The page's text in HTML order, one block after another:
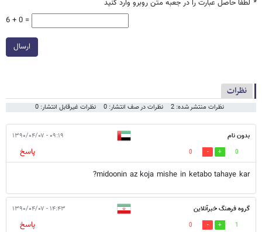
* لطفا حاصل عبارت را در جعبه متن روبرو وارد کنید
6 + 0 =
ارسال
نظرات
نظرات منتشر شده: 2 نظرات در صف انتشار: 0 نظرات غیرقابل انتشار: 0
بدون نام ۰۹:۱۹ - ۱۳۹۰/۰۴/۰۷
0
0
پاسخ
midoonin az koja mishe in ketabo tahaye kar?
گروه فرهنگ خبرآنلاين ۱۴:۴۳ - ۱۳۹۰/۰۴/۰۷
1
0
پاسخ